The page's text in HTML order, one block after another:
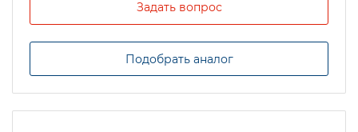
Задать вопрос
Подобрать аналог